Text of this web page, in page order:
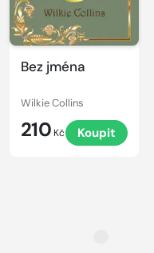
Bez jména
Wilkie Collins
210 Kč Koupit